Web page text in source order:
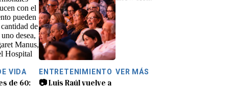
VIDA
de 60:
ENTRETENIMIENTO
📷 Luis Raúl vuelve a
VER MÁS